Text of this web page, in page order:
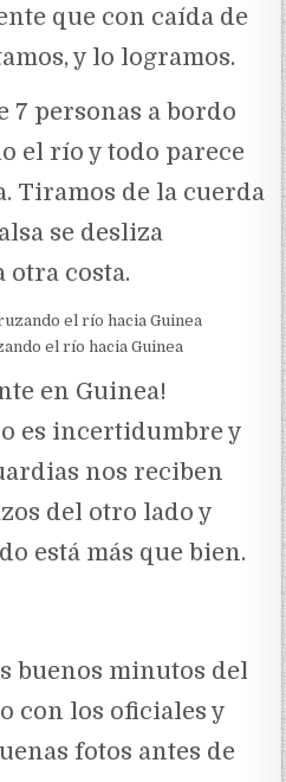
que con caída de
y lo logramos.
7 personas a bordo
el río y todo parece
Tiramos de la cuerda
se desliza
otra costa.
el río hacia Guinea
en Guinea!
es incertidumbre y
nos reciben
del otro lado y
está más que bien.
buenos minutos del
con los oficiales y
fotos antes de